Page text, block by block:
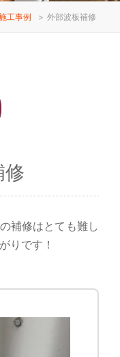
工事例 > 外部波板補修
修
補修はとても難し
りです！